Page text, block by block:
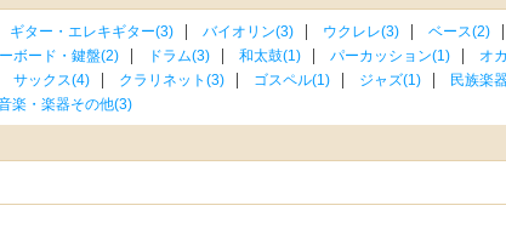
ギター・エレキギター(3) バイオリン(3) ウクレレ(3) ベース(2)
ボード・鍵盤(2) ドラム(3) 和太鼓(1) パーカッション(1) オ
サックス(4) クラリネット(3) ゴスペル(1) ジャズ(1) 民族楽
楽・楽器その他(3)